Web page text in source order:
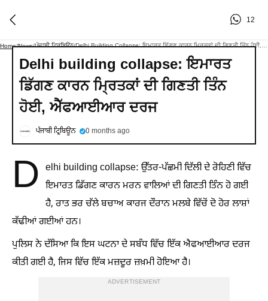
12
Home/News/ਪੰਜਾਬੀ ਟ੍ਰਿਬਿਊਨ/
Delhi building collapse: ਇਮਾਰਤ
ਡਿੱਗਣ ਕਾਰਨ ਮ੍ਰਿਤਕਾਂ ਦੀ ਗਿਣਤੀ ਤਿੰਨ
ਹੋਈ, ਐੱਫਆਈਆਰ ਦਰਜ
ਪੰਜਾਬੀ ਟ੍ਰਿਬਿਊਨ 0 months ago
D elhi building collapse: ਉੱਤਰ-ਪੱਛਮੀ ਦਿੱਲੀ ਦੇ ਰੋਹਿਣੀ ਵਿੱਚ
ਇਮਾਰਤ ਡਿੱਗਣ ਕਾਰਨ ਮਰਨ ਵਾਲਿਆਂ ਦੀ ਗਿਣਤੀ ਤਿੰਨ ਹੋ ਗਈ
ਹੈ, ਰਾਤ ਭਰ ਚੱਲੇ ਬਚਾਅ ਕਾਰਜ ਦੌਰਾਨ ਮਲਬੇ ਵਿੱਚੋਂ ਦੋ ਹੋਰ ਲਾਸ਼ਾਂ
ਕੱਢੀਆਂ ਗਈਆਂ ਹਨ।
ਪੁਲਿਸ ਨੇ ਦੱਸਿਆ ਕਿ ਇਸ ਘਟਨਾ ਦੇ ਸਬੰਧ ਵਿੱਚ ਇੱਕ ਐਫਆਈਆਰ ਦਰਜ
ਕੀਤੀ ਗਈ ਹੈ, ਜਿਸ ਵਿੱਚ ਇੱਕ ਮਜ਼ਦੂਰ ਜ਼ਖ਼ਮੀ ਹੋਇਆ ਹੈ।
ADVERTISEMENT